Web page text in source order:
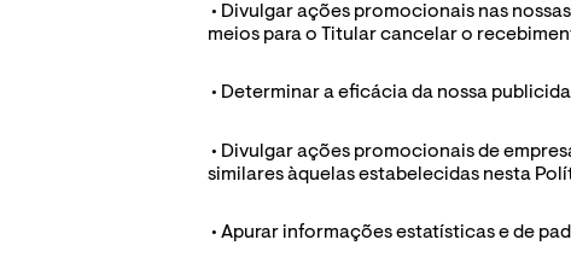
• Divulgar ações promocionais nas
meios para o Titular cancelar o
• Determinar a eficácia da nossa
• Divulgar ações promocionais de
similares àquelas estabelecidas nesta
• Apurar informações estatísticas e de